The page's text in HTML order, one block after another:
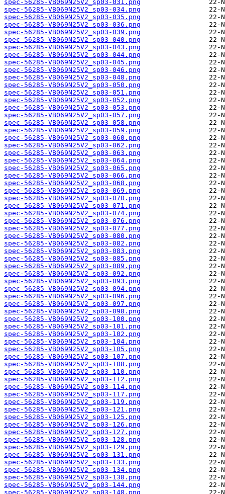
spec-56285-VB069N25V2_sp03-031.png
spec-56285-VB069N25V2_sp03-034.png
spec-56285-VB069N25V2_sp03-035.png
spec-56285-VB069N25V2_sp03-036.png
spec-56285-VB069N25V2_sp03-039.png
spec-56285-VB069N25V2_sp03-040.png
spec-56285-VB069N25V2_sp03-043.png
spec-56285-VB069N25V2_sp03-044.png
spec-56285-VB069N25V2_sp03-045.png
spec-56285-VB069N25V2_sp03-046.png
spec-56285-VB069N25V2_sp03-048.png
spec-56285-VB069N25V2_sp03-050.png
spec-56285-VB069N25V2_sp03-051.png
spec-56285-VB069N25V2_sp03-052.png
spec-56285-VB069N25V2_sp03-053.png
spec-56285-VB069N25V2_sp03-057.png
spec-56285-VB069N25V2_sp03-058.png
spec-56285-VB069N25V2_sp03-059.png
spec-56285-VB069N25V2_sp03-060.png
spec-56285-VB069N25V2_sp03-062.png
spec-56285-VB069N25V2_sp03-063.png
spec-56285-VB069N25V2_sp03-064.png
spec-56285-VB069N25V2_sp03-065.png
spec-56285-VB069N25V2_sp03-066.png
spec-56285-VB069N25V2_sp03-068.png
spec-56285-VB069N25V2_sp03-069.png
spec-56285-VB069N25V2_sp03-070.png
spec-56285-VB069N25V2_sp03-071.png
spec-56285-VB069N25V2_sp03-074.png
spec-56285-VB069N25V2_sp03-076.png
spec-56285-VB069N25V2_sp03-077.png
spec-56285-VB069N25V2_sp03-080.png
spec-56285-VB069N25V2_sp03-082.png
spec-56285-VB069N25V2_sp03-083.png
spec-56285-VB069N25V2_sp03-085.png
spec-56285-VB069N25V2_sp03-089.png
spec-56285-VB069N25V2_sp03-092.png
spec-56285-VB069N25V2_sp03-093.png
spec-56285-VB069N25V2_sp03-094.png
spec-56285-VB069N25V2_sp03-096.png
spec-56285-VB069N25V2_sp03-097.png
spec-56285-VB069N25V2_sp03-098.png
spec-56285-VB069N25V2_sp03-100.png
spec-56285-VB069N25V2_sp03-101.png
spec-56285-VB069N25V2_sp03-102.png
spec-56285-VB069N25V2_sp03-104.png
spec-56285-VB069N25V2_sp03-105.png
spec-56285-VB069N25V2_sp03-107.png
spec-56285-VB069N25V2_sp03-108.png
spec-56285-VB069N25V2_sp03-110.png
spec-56285-VB069N25V2_sp03-112.png
spec-56285-VB069N25V2_sp03-114.png
spec-56285-VB069N25V2_sp03-117.png
spec-56285-VB069N25V2_sp03-119.png
spec-56285-VB069N25V2_sp03-121.png
spec-56285-VB069N25V2_sp03-125.png
spec-56285-VB069N25V2_sp03-126.png
spec-56285-VB069N25V2_sp03-127.png
spec-56285-VB069N25V2_sp03-128.png
spec-56285-VB069N25V2_sp03-129.png
spec-56285-VB069N25V2_sp03-131.png
spec-56285-VB069N25V2_sp03-133.png
spec-56285-VB069N25V2_sp03-134.png
spec-56285-VB069N25V2_sp03-138.png
spec-56285-VB069N25V2_sp03-144.png
spec-56285-VB069N25V2_sp03-148.png